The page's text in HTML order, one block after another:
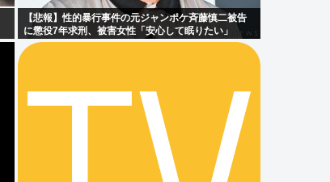
【悲報】性的暴行事件の元ジャンポケ斉藤慎二被告
に懲役7年求刑、被害女性「安心して眠りたい」